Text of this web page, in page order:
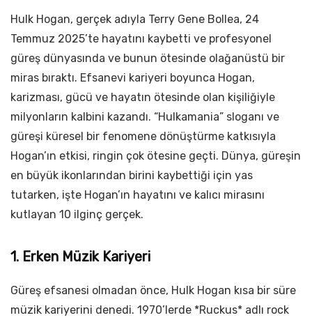
Hulk Hogan, gerçek adıyla Terry Gene Bollea, 24
Temmuz 2025’te hayatını kaybetti ve profesyonel
güreş dünyasında ve bunun ötesinde olağanüstü bir
miras bıraktı. Efsanevi kariyeri boyunca Hogan,
karizması, gücü ve hayatın ötesinde olan kişiliğiyle
milyonların kalbini kazandı. “Hulkamania” sloganı ve
güreşi küresel bir fenomene dönüştürme katkısıyla
Hogan’ın etkisi, ringin çok ötesine geçti. Dünya, güreşin
en büyük ikonlarından birini kaybettiği için yas
tutarken, işte Hogan’ın hayatını ve kalıcı mirasını
kutlayan 10 ilginç gerçek.
1. Erken Müzik Kariyeri
Güreş efsanesi olmadan önce, Hulk Hogan kısa bir süre
müzik kariyerini denedi. 1970’lerde *Ruckus* adlı rock